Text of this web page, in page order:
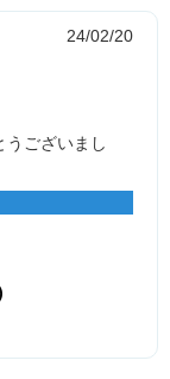
24/02/20
うございまし